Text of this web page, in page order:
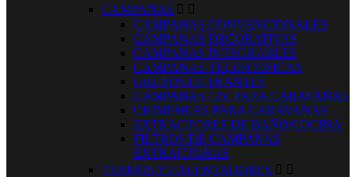
CAMPANAS  
CAMPANAS CONVENCIONALES
CAMPANAS DECORATIVAS
CAMPANAS INTEGRABLES
CAMPANAS TELESCOPICAS
GRUPOS FILTRANTES
CAMPANAS 12V PARA CARAVANAS
CHIMENEAS PARA CARAVANAS
EXTRACTORES DE BAÑO/COCINA
FILTROS DE CAMPANAS
EXTRACTORAS
TERMOS Y CALENTADORES  